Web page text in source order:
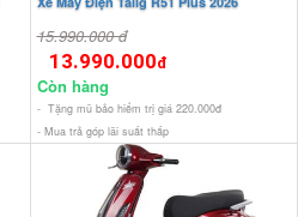
15.990.000 đ
13.990.000đ
Còn hàng
- Tặng mũ bảo hiểm trị giá 220.000đ
- Mua trả góp lãi suất thấp